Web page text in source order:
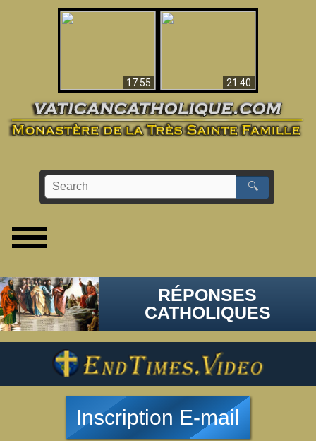
17:55
21:40
🔍
RÉPONSES
CATHOLIQUES
Inscription E-mail